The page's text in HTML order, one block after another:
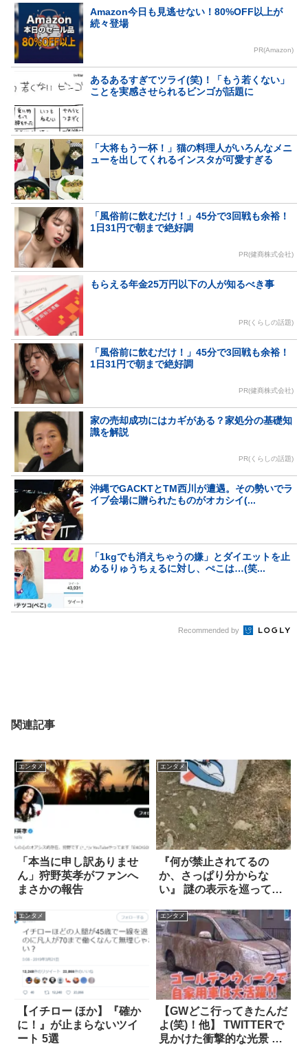
Amazon今日も見逃せない！80%OFF以上が
続々登場
PR(Amazon)
あるあるすぎてツライ(笑)！「もう若くない」
ことを実感させられるビンゴが話題に
「大将もう一杯！」猫の料理人がいろんなメニ
ューを出してくれるインスタが可愛すぎる
「風俗前に飲むだけ！」45分で3回戦も余裕！
1日31円で朝まで絶好調
PR(健商株式会社)
もらえる年金25万円以下の人が知るべき事
PR(くらしの話題)
「風俗前に飲むだけ！」45分で3回戦も余裕！
1日31円で朝まで絶好調
PR(健商株式会社)
家の売却成功にはカギがある？家処分の基礎知
識を解説
PR(くらしの話題)
沖縄でGACKTとTM西川が遭遇。その勢いでラ
イブ会場に贈られたものがオカシイ(...
「1kgでも消えちゃうの嫌」とダイエットを止
めるりゅうちぇるに対し、ぺこは…(笑...
Recommended by
関連記事
エンタメ
「本当に申し訳ありませ
ん」狩野英孝がファンへ
まさかの報告
エンタメ
『何が禁止されてるの
か、さっぱり分からな
い』 謎の表示を巡って議
エンタメ
【イチロー ほか】『確か
に！』が止まらないツイ
ート 5選
エンタメ
【GWどこ行ってきたんだ
よ(笑)！他】 TWITTERで
見かけた衝撃的な光景 8